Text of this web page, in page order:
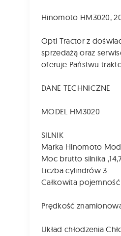
Hinomoto HM3020,
Opti Tractor z
sprzedażą oraz
oferuje Państwu
DANE TECHNICZNE
MODEL HM3020
SILNIK
Marka Hinomoto
Moc brutto silnika
Liczba cylindrów 3
Całkowita pojemność
Prędkość
Układ chłodzenia